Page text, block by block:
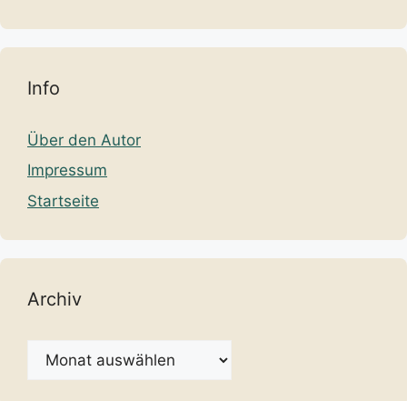
Info
Über den Autor
Impressum
Startseite
Archiv
Archiv